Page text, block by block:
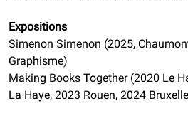
Expositions
Simenon Simenon (2025,
Graphisme)
Making Books Together (2020 Le
La Haye, 2023 Rouen, 2024